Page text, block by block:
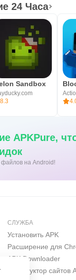
24 Часа
Sandbox
8.3
APKPure,
файлов на Android!
СЛУЖБА
Установить APK
Расширение для
APK Downloader
Конструктор сайтов